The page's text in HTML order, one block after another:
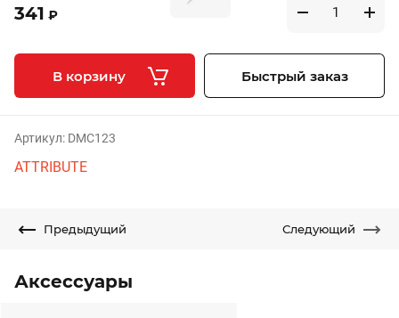
341 ₽
В корзину Быстрый заказ
Артикул: DMC123
ATTRIBUTE
Предыдущий Следующий
Аксессуары